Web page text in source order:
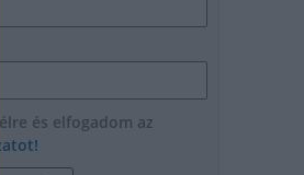
és elfogadom az